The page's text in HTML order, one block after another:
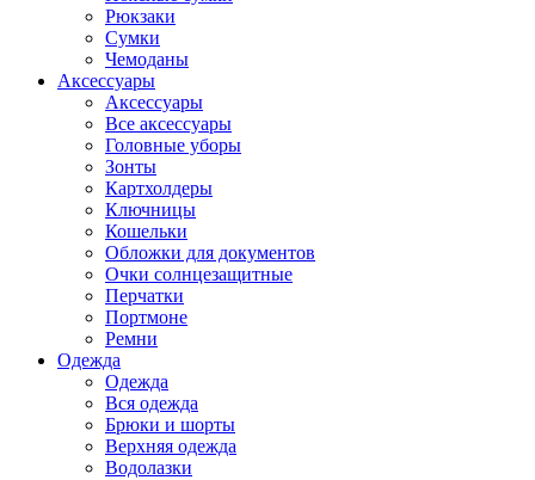
Рюкзаки
Сумки
Чемоданы
Аксессуары
Аксессуары
Все аксессуары
Головные уборы
Зонты
Картхолдеры
Ключницы
Кошельки
Обложки для документов
Очки солнцезащитные
Перчатки
Портмоне
Ремни
Одежда
Одежда
Вся одежда
Брюки и шорты
Верхняя одежда
Водолазки